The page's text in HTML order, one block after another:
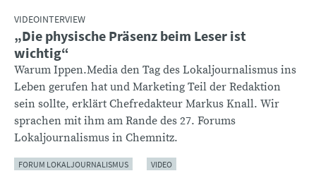
VIDEOINTERVIEW
:„Die physische Präsenz beim Leser ist
wichtig“
Warum Ippen.Media den Tag des Lokaljournalismus ins
Leben gerufen hat und Marketing Teil der Redaktion
sein sollte, erklärt Chefredakteur Markus Knall. Wir
sprachen mit ihm am Rande des 27. Forums
Lokaljournalismus in Chemnitz.
FORUM LOKALJOURNALISMUS VIDEO